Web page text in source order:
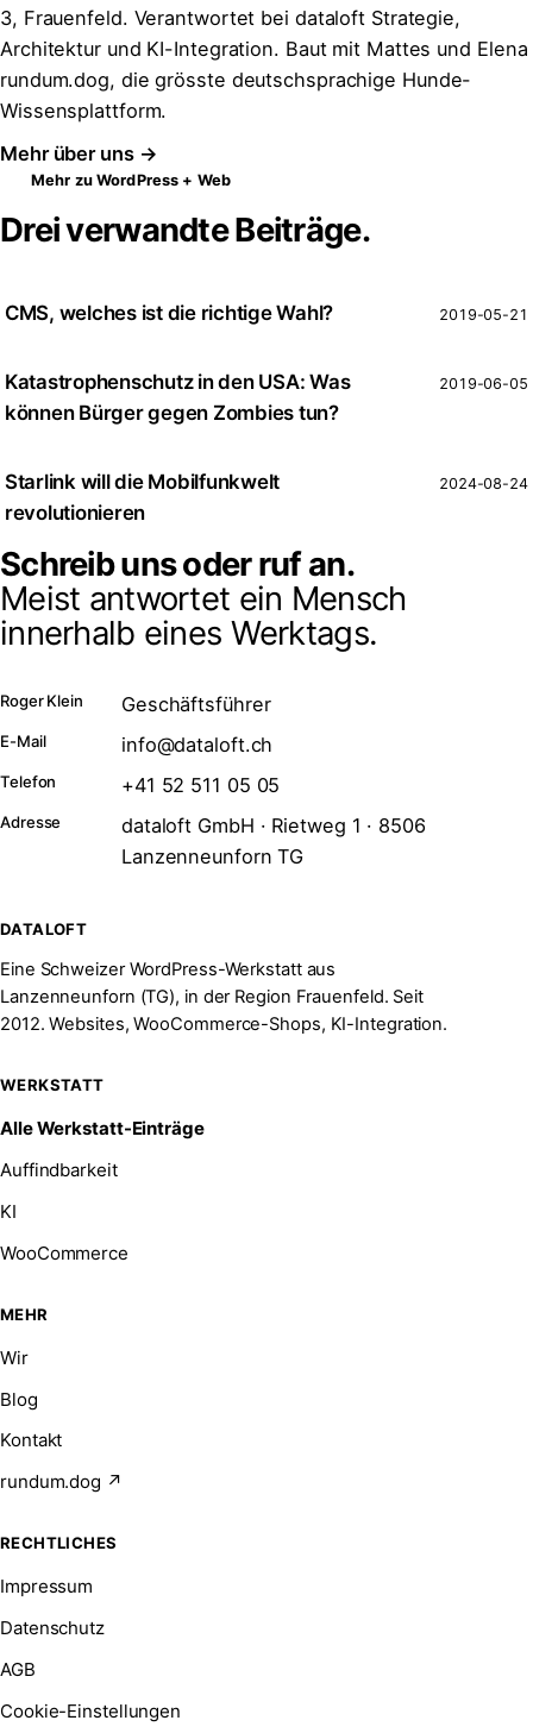
3, Frauenfeld. Verantwortet bei dataloft Strategie,
Architektur und KI-Integration. Baut mit Mattes und Elena
rundum.dog, die grösste deutschsprachige Hunde-
Wissensplattform.
Mehr über uns →
Mehr zu WordPress + Web
Drei verwandte Beiträge.
CMS, welches ist die richtige Wahl? 2019-05-21
Katastrophenschutz in den USA: Was
können Bürger gegen Zombies tun?
2019-06-05
Starlink will die Mobilfunkwelt
revolutionieren
2024-08-24
Schreib uns oder ruf an.
Meist antwortet ein Mensch
innerhalb eines Werktags.
Roger Klein Geschäftsführer
E-Mail info@dataloft.ch
Telefon +41 52 511 05 05
Adresse
dataloft GmbH · Rietweg 1 · 8506
Lanzenneunforn TG
DATALOFT
Eine Schweizer WordPress-Werkstatt aus
Lanzenneunforn (TG), in der Region Frauenfeld. Seit
2012. Websites, WooCommerce-Shops, KI-Integration.
WERKSTATT
Alle Werkstatt-Einträge
Auffindbarkeit
KI
WooCommerce
MEHR
Wir
Blog
Kontakt
rundum.dog ↗
RECHTLICHES
Impressum
Datenschutz
AGB
Cookie-Einstellungen